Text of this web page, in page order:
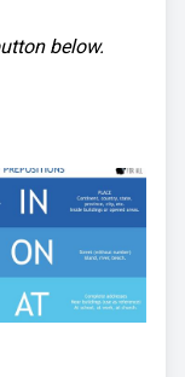
below.